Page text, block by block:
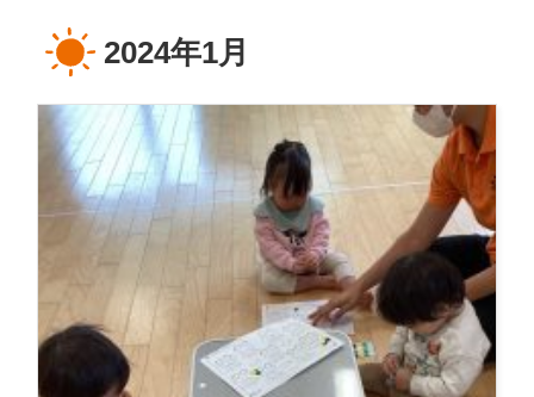
2024年1月